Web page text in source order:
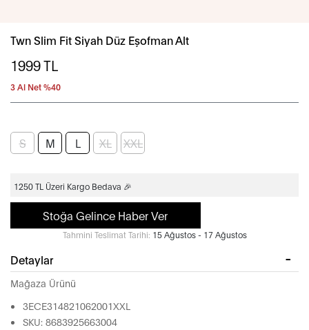
Twn Slim Fit Siyah Düz Eşofman Alt
1999TL
3 Al Net %40
S M L XL XXL
1250 TL Üzeri Kargo Bedava 🎉
Stoğa Gelince Haber Ver
Tahmini Teslimat Tarihi: 15 Ağustos - 17 Ağustos
Detaylar
Mağaza Ürünü
3ECE314821062001XXL
SKU: 8683925663004